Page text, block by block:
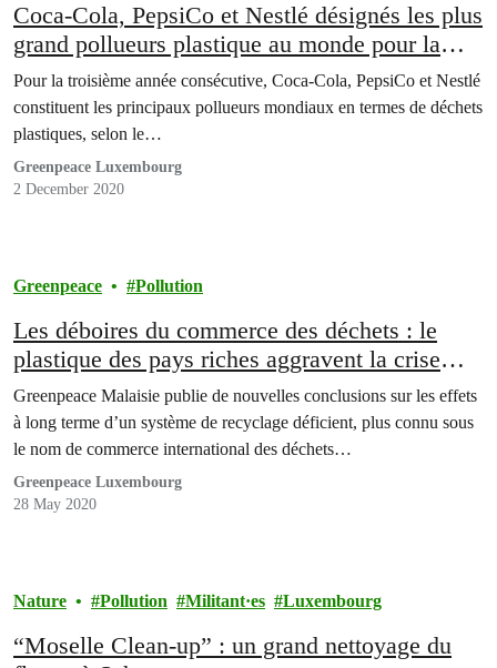
Coca-Cola, PepsiCo et Nestlé désignés les plus
grand pollueurs plastique au monde pour la
troisième année consécutive
Pour la troisième année consécutive, Coca-Cola, PepsiCo et Nestlé
constituent les principaux pollueurs mondiaux en termes de déchets
plastiques, selon le…
Greenpeace Luxembourg
2 December 2020
Greenpeace Pollution
Les déboires du commerce des déchets : le
plastique des pays riches aggravent la crise
environnementale en Malaisie
Greenpeace Malaisie publie de nouvelles conclusions sur les effets
à long terme d’un système de recyclage déficient, plus connu sous
le nom de commerce international des déchets…
Greenpeace Luxembourg
28 May 2020
Nature Pollution Militant·es Luxembourg
“Moselle Clean-up” : un grand nettoyage du